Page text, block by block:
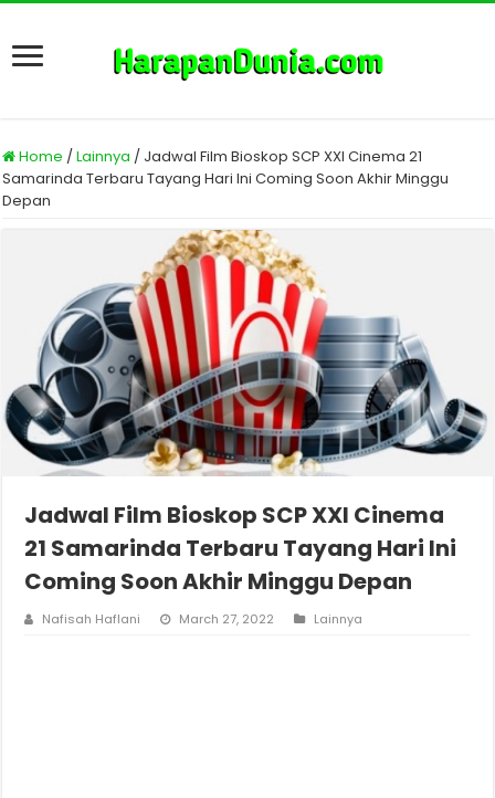
Home /Lainnya / Jadwal Film Bioskop SCP XXI Cinema 21
Samarinda Terbaru Tayang Hari Ini Coming Soon Akhir Minggu
Depan
Jadwal Film Bioskop SCP XXI Cinema
21 Samarinda Terbaru Tayang Hari Ini
Coming Soon Akhir Minggu Depan
Nafisah Haflani March 27, 2022 Lainnya